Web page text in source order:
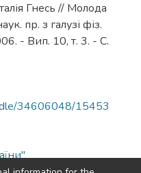
Гнесь // Молода
пр. з галузі фіз.
- Вип. 10, т. 3. - С.
34606048/15453